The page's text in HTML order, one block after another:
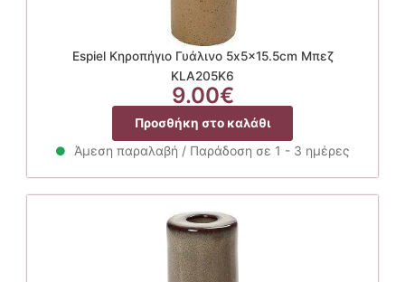
Espiel Κηροπήγιο Γυάλινο 5x5x15.5cm Μπεζ
KLA205K6
9.00€
Προσθήκη στο καλάθι
Άμεση παραλαβή / Παράδοση σε 1 - 3 ημέρες